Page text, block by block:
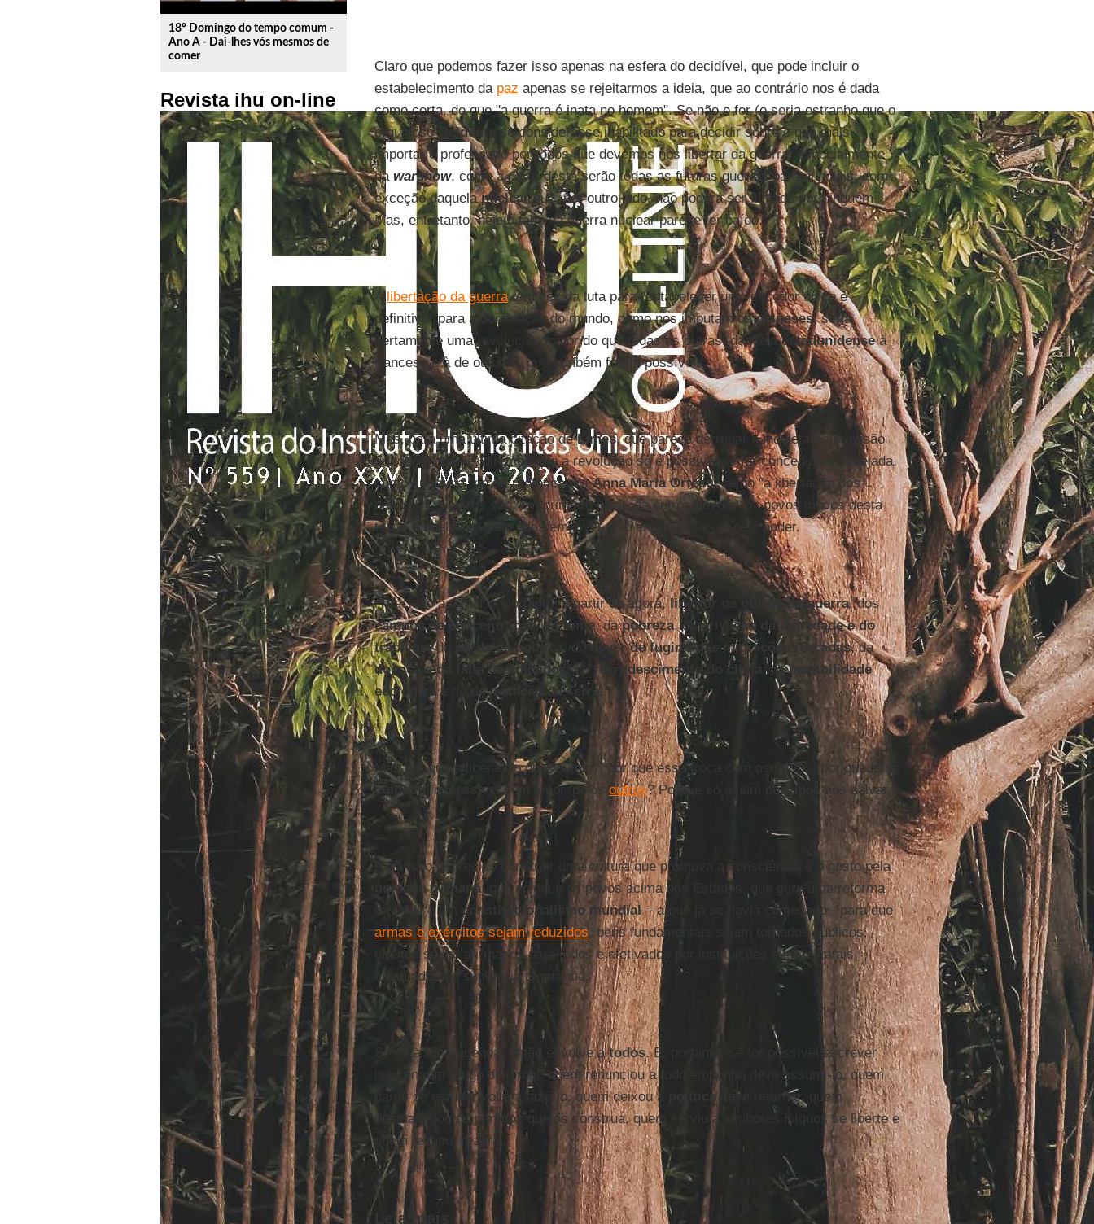
18º Domingo do tempo comum -
Ano A - Dai-lhes vós mesmos de
comer
Revista ihu on-line
Claro que podemos fazer isso apenas na esfera do decidível, que pode incluir o
estabelecimento da paz apenas se rejeitarmos a ideia, que ao contrário nos é dada
como certa, de que "a guerra é inata no homem". Se não o for (e seria estranho que o
orgulhosoOcidente
se considerasse inabilitado para decidir sobre o que mais
importa) é professado por todos que devemos nos libertar da guerra, especialmente
da warshow, como a partir desta serão todas as futuras guerras paramundiais, com
exceção daquelanuclearque, por outro lado, não poderá ser filmada por ninguém.
Mas, entretanto, hoje o tabu da guerra nuclear parece ter caído.
Alibertação da guerra, em vez da luta para "estabelecer um vencedor único e
definitivo" para a dominação do mundo, como nos imputam oschineses, seria
certamente uma revolução, maior do que todas as outras, daquelaestadunidenseà
francesa e à de outubro, que também foram possíveis.
Mas, para uma última citação deLimes, que parece derrubar a inquietante previsão
de todo o dossiê, diremos que a revolução só é possível se for concebida e desejada,
como sugere a "prosa profética" deAnna Maria Ortese, como "a libertação dos
outros". Os outros são, em primeiro lugar, os outros povos, “os povos mudos desta
terra”, aqueles interessados em viver, não em digladiar-se pelo poder.
A decisão a tomar é, portanto, a partir de agora,libertar os outros da guerra, dos
campos de concentração, dafome, dapobreza, daprivação da dignidade e do
trabalho, da perda da política , dodever de fugir e das migrações forçadas, da
doença e da falta de cuidados , do recrudescimento do clima , dainstabilidade
ecológicae da devastação da Terra.
Mas por que a liberação dos "outros", por que essa troca com os outros, por que esse
cuidado, impossível sem amor, pelos outros? Porque só assim podemos nos salvar.
Para isso, é preciso construir uma cultura que promova a consciência e o gosto pela
unidade humana, que coloque os povos acima dos Estados, que gere uma reforma
da
ONUe um constitucionalismo mundial– a que já se havia começado - para que
armas e exércitos sejam reduzidos, bens fundamentais sejam tornados públicos,
direitos sejam afirmados para todos e efetivados por instituições supraestatais
adequadas de suplência e garantia.
Se esta for a agenda, então envolve atodos. E, portanto, se for possível escrever
isso em um artigo de jornal, quem renunciou a todo empenho deve assumi-lo, quem
parou de estudar volte a fazê-lo, quem deixou a
políticadeve retornar, quem
desmantelou os partidos que os construa, quem serviu a senhores iníquos se liberte e
quem fechou, reabra.
Leia mais